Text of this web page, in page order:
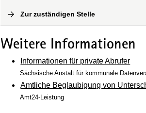
Zur zuständigen Stelle
Weitere Informationen
Informationen für private Abrufer
Sächsische Anstalt für kommunale
Amtliche Beglaubigung von
Amt24-Leistung